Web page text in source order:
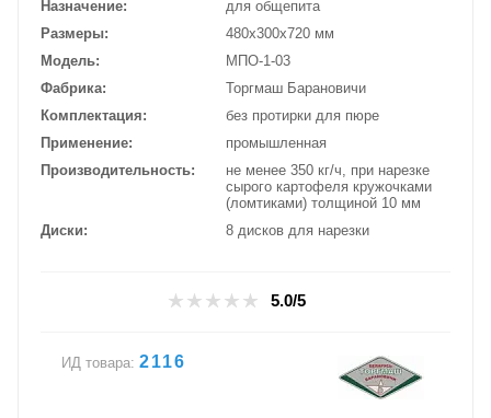
Назначение
для общепита
Размеры
480х300х720 мм
Модель
МПО-1-03
Фабрика
Торгмаш Барановичи
Комплектация
без протирки для пюре
Применение
промышленная
Производительность
не менее 350 кг/ч, при нарезке
сырого картофеля кружочками
(ломтиками) толщиной 10 мм
Диски
8 дисков для нарезки
5.0/5
ИД товара: 2116